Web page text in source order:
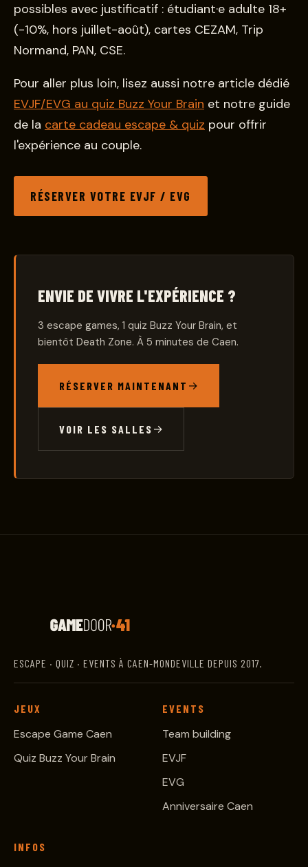
possibles avec justificatif : étudiant·e adulte 18+
(-10%, hors juillet-août), cartes CEZAM, Trip
Normand, PAN, CSE.
Pour aller plus loin, lisez aussi notre article dédié
EVJF/EVG au quiz Buzz Your Brain et notre guide
de la carte cadeau escape & quiz pour offrir
l'expérience au couple.
RÉSERVER VOTRE EVJF / EVG
ENVIE DE VIVRE L'EXPÉRIENCE ?
3 escape games, 1 quiz Buzz Your Brain, et
bientôt Death Zone. À 5 minutes de Caen.
RÉSERVER MAINTENANT
VOIR LES SALLES
ESCAPE · QUIZ · EVENTS À CAEN-MONDEVILLE DEPUIS 2017.
JEUX
Escape Game Caen
Quiz Buzz Your Brain
EVENTS
Team building
EVJF
EVG
Anniversaire Caen
INFOS